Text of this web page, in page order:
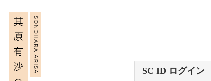
SC ID ログイン